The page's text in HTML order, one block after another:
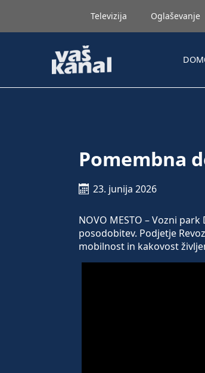
Televizija Oglaševanje
Pomembna
23. junija 2026
NOVO MESTO – Vozni
posodobitev. Podjetje
mobilnost in kakovost